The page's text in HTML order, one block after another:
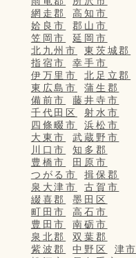
網走郡
高知市
姶良市
郡山市
笠岡市
延岡市
北九州市
東茨城郡
指宿市
幸手市
伊万里市
北足立郡
東広島市
蒲生郡
備前市
藤井寺市
千代田区
射水市
四條畷市
浜松市
大東市
武蔵野市
川口市
知多郡
豊橋市
田原市
つがる市
揖保郡
泉大津市
古賀市
綴喜郡
墨田区
町田市
高石市
豊田市
南砺市
泉北郡
双葉郡
紫波郡
中野区
津市